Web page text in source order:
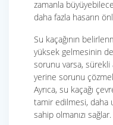
zamanla
daha fazla hasarın
Su kaçağının
yüksek gelmesinin
sorunu varsa, sürekli
yerine sorunu
Ayrıca, su kaçağı
tamir edilmesi, daha
sahip olmanızı sağlar.